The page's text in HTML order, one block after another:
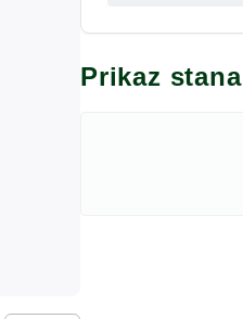
Prikaz stana